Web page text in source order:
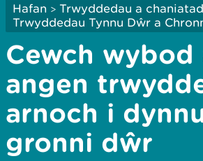
Hafan > Trwyddedau a
Trwyddedau Tynnu Dŵr a
Cewch wybod
angen
arnoch i
gronni dŵr